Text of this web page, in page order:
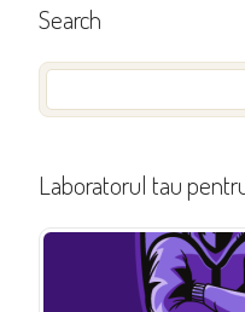
Search
Laboratorul tau